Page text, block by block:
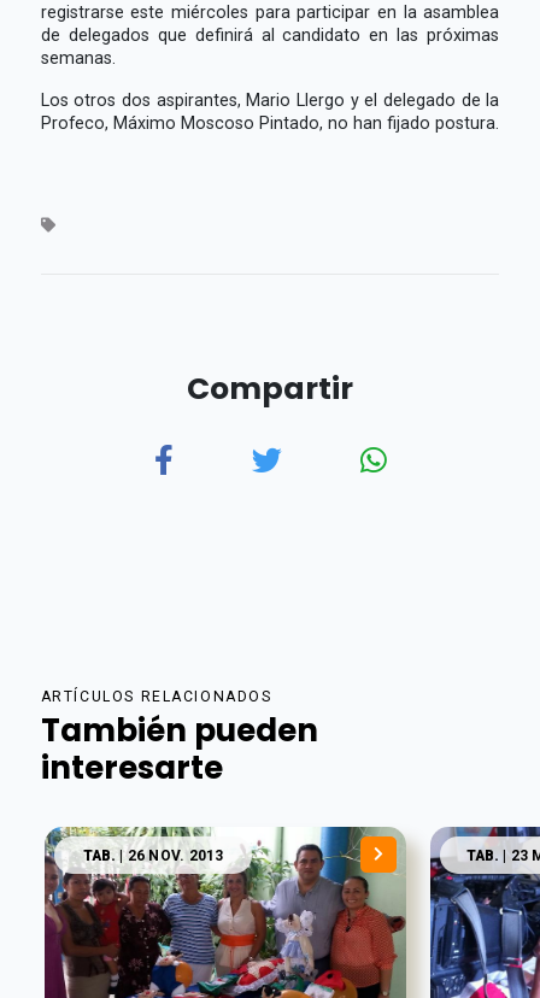
registrarse este miércoles para participar en la asamblea
de delegados que definirá al candidato en las próximas
semanas.
Los otros dos aspirantes, Mario Llergo y el delegado de la
Profeco, Máximo Moscoso Pintado, no han fijado postura.
Compartir
ARTÍCULOS RELACIONADOS
También pueden
interesarte
TAB. | 26 NOV. 2013 TAB. | 23